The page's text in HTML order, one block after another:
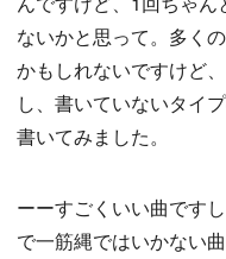
ないかと思って。多く
かもしれないですけど
し、書いていないタイ
書いてみました。
ーーすごくいい曲です
で一筋縄ではいかない